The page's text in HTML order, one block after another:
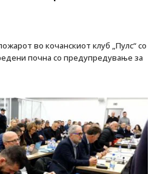
во кочанскиот клуб „Пулс“ со
почна со предупредување за